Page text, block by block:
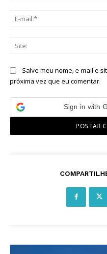
Salve meu nome, e-mail e
próxima vez que eu comentar.
Sign in with